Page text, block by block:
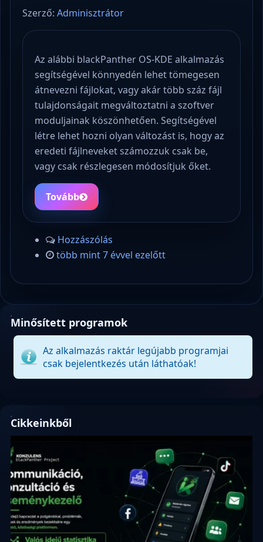
Szerző: Adminisztrátor
Az alábbi blackPanther OS-KDE alkalmazás
segítségével könnyedén lehet tömegesen
átnevezni fájlokat, vagy akár több száz fájl
tulajdonságait megváltoztatni a szoftver
moduljainak köszönhetően. Segítségével
létre lehet hozni olyan változást is, hogy az
eredeti fájlneveket számozzuk csak be,
vagy csak részlegesen módosítjuk őket.
Tovább
Hozzászólás
több mint 7 évvel ezelőtt
Minősített programok
Az alkalmazás raktár legújabb programjai
csak bejelentkezés után láthatóak!
Cikkeinkből